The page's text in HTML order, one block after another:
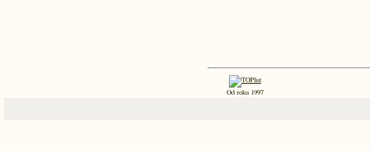
Od roku 1997